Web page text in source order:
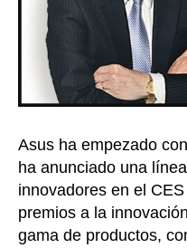
Asus ha empezado
ha anunciado una
innovadores en el
premios a la
gama de productos,